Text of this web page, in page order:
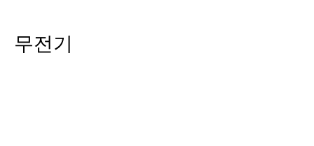
무전기